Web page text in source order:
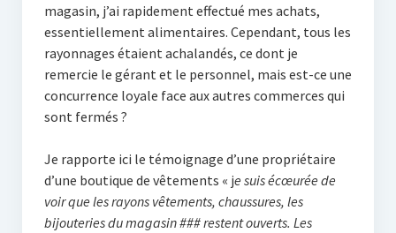
magasin, j’ai rapidement effectué mes achats,
essentiellement alimentaires. Cependant, tous les
rayonnages étaient achalandés, ce dont je
remercie le gérant et le personnel, mais est-ce une
concurrence loyale face aux autres commerces qui
sont fermés ?
Je rapporte ici le témoignage d’une propriétaire
d’une boutique de vêtements « je suis écœurée de
voir que les rayons vêtements, chaussures, les
bijouteries du magasin ### restent ouverts. Les